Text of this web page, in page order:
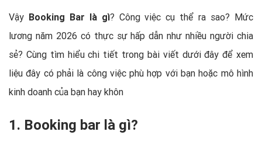
Vậy Booking Bar là gì? Công việc cụ thể ra sao? Mức
lương năm 2026 có thực sự hấp dẫn như nhiều người chia
sẻ? Cùng tìm hiểu chi tiết trong bài viết dưới đây để xem
liệu đây có phải là công việc phù hợp với bạn hoặc mô hình
kinh doanh của bạn hay khôn
1. Booking bar là gì?